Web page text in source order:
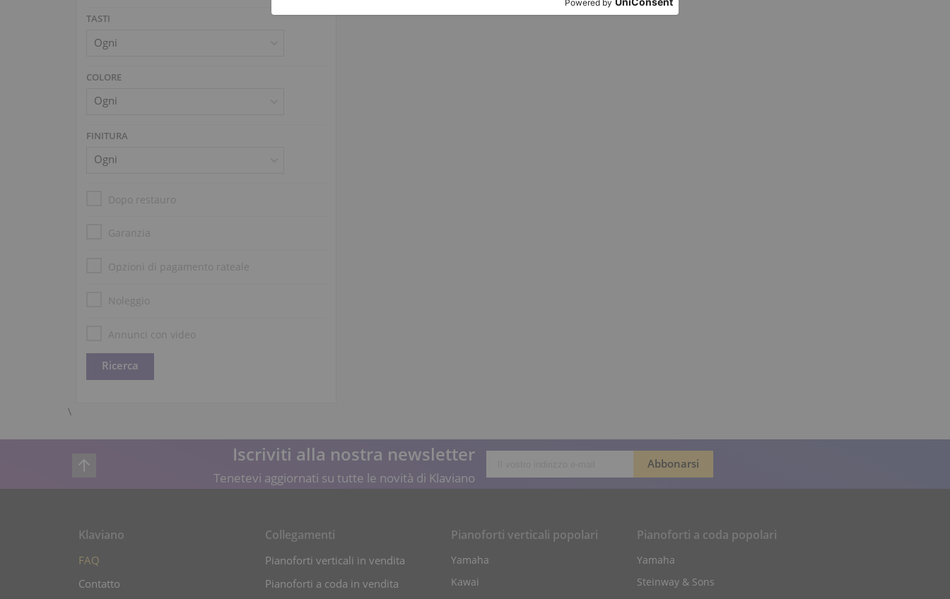
TASTI
COLORE
FINITURA
Dopo restauro
Garanzia
Opzioni di pagamento rateale
Noleggio
Annunci con video
\
Iscriviti alla nostra newsletter
Tenetevi aggiornati su tutte le novità di Klaviano
Klaviano
FAQ
Contatto
Collegamenti
Pianoforti verticali in vendita
Pianoforti a coda in vendita
Pianoforti verticali popolari
Yamaha
Kawai
Pianoforti a coda popolari
Yamaha
Steinway & Sons